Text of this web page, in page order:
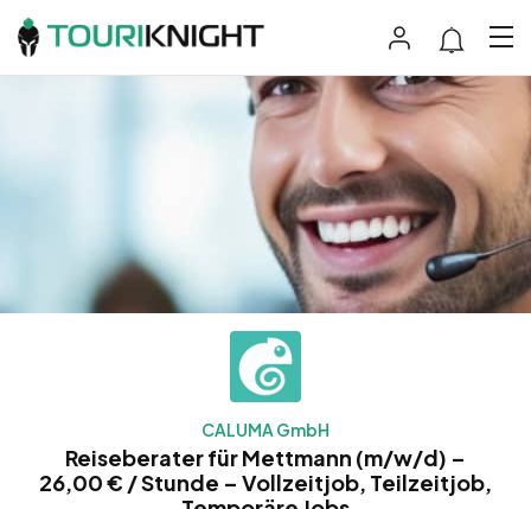
CALUMA GmbH
Reiseberater für Mettmann (m/w/d) –
26,00 € / Stunde – Vollzeitjob, Teilzeitjob,